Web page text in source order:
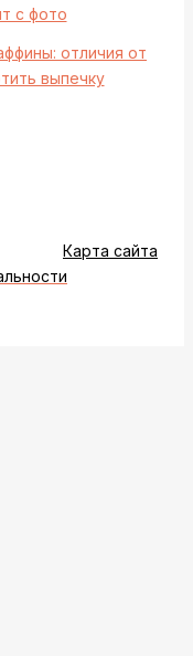
с фото
отличия от
выпечку
Карта сайта